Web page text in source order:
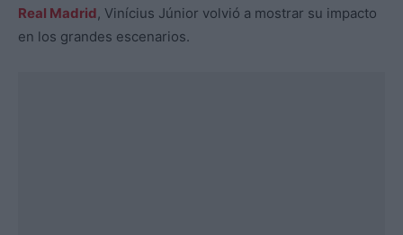
Real Madrid, Vinícius Júnior volvió a mostrar su impacto
en los grandes escenarios.